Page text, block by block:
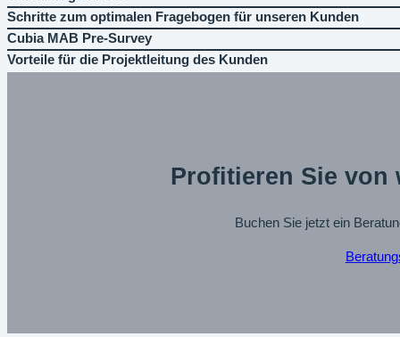
Schritte zum optimalen Fragebogen für unseren Kunden
Cubia MAB Pre-Survey
Vorteile für die Projektleitung des Kunden
Profitieren Sie von
Buchen Sie jetzt ein